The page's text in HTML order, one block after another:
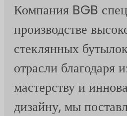
Компания BGB
производстве
стеклянных
отрасли благодаря
мастерству и
дизайну, мы